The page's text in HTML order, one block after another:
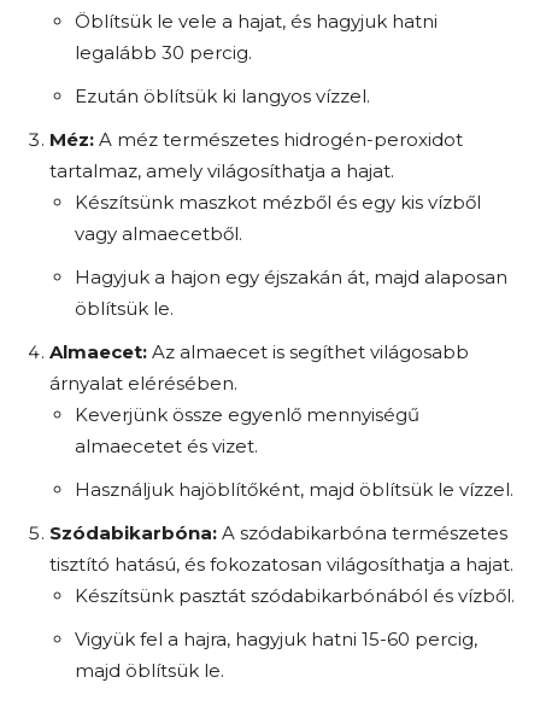
Öblítsük le vele a hajat, és hagyjuk hatni
legalább 30 percig.
Ezután öblítsük ki langyos vízzel.
Méz: A méz természetes hidrogén-peroxidot
tartalmaz, amely világosíthatja a hajat.
Készítsünk maszkot mézből és egy kis vízből
vagy almaecetből.
Hagyjuk a hajon egy éjszakán át, majd alaposan
öblítsük le.
Almaecet: Az almaecet is segíthet világosabb
árnyalat elérésében.
Keverjünk össze egyenlő mennyiségű
almaecetet és vizet.
Használjuk hajöblítőként, majd öblítsük le vízzel.
Szódabikarbóna: A szódabikarbóna természetes
tisztító hatású, és fokozatosan világosíthatja a hajat.
Készítsünk pasztát szódabikarbónából és vízből.
Vigyük fel a hajra, hagyjuk hatni 15-60 percig,
majd öblítsük le.